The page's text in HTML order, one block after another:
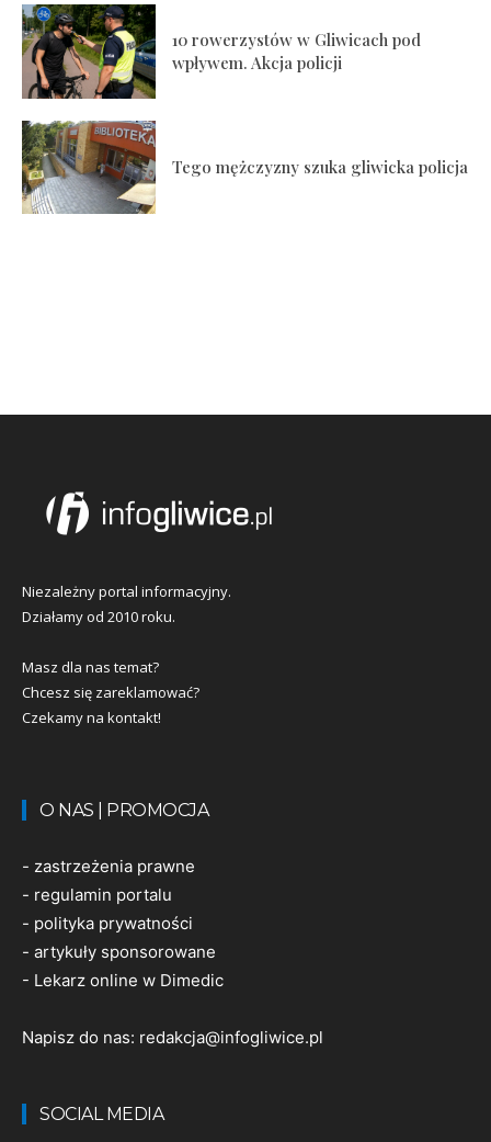
10 rowerzystów w Gliwicach pod
wpływem. Akcja policji
Tego mężczyzny szuka gliwicka policja
Niezależny portal informacyjny.
Działamy od 2010 roku.
Masz dla nas temat?
Chcesz się zareklamować?
Czekamy na kontakt!
O NAS | PROMOCJA
- zastrzeżenia prawne
- regulamin portalu
- polityka prywatności
- artykuły sponsorowane
- Lekarz online w Dimedic
Napisz do nas: redakcja@infogliwice.pl
SOCIAL MEDIA